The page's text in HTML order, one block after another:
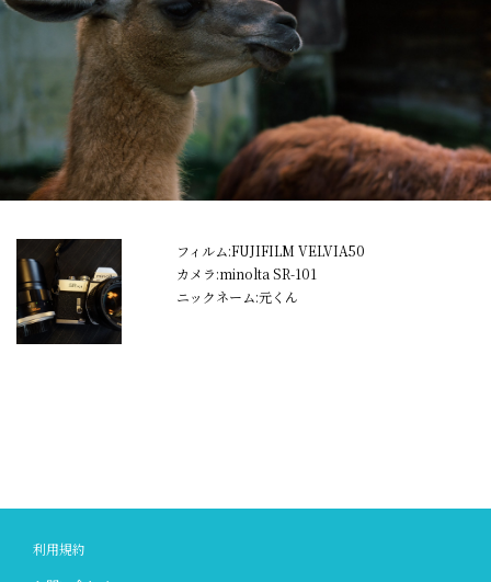
フィルム:FUJIFILM VELVIA50
カメラ:minolta SR-101
ニックネーム:元くん
利用規約